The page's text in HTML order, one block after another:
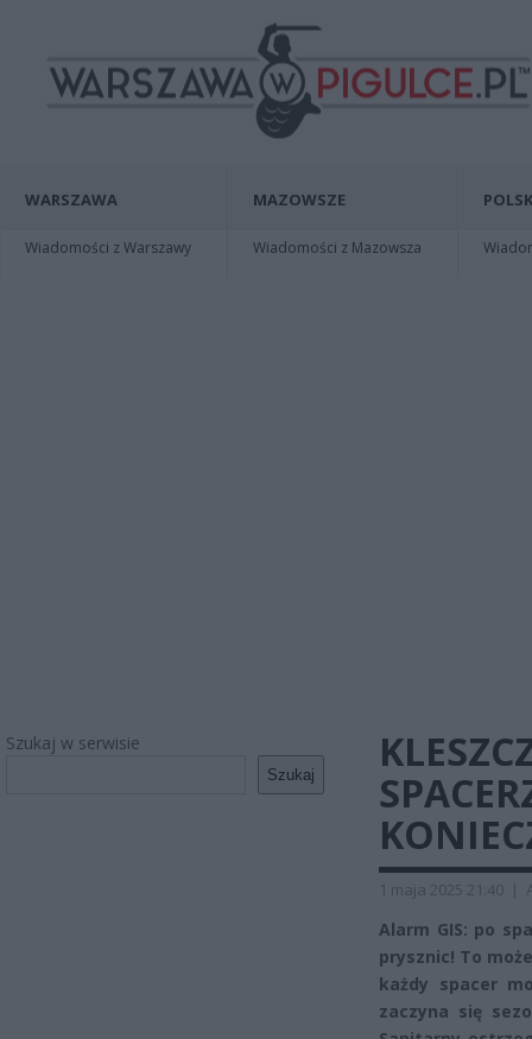
WARSZAWA
Wiadomości z Warszawy
MAZOWSZE
Wiadomości z Mazowsza
Szukaj w serwisie
Szukaj
1 maja 2025 21:40 |
Alarm GIS: po
prysznic! To
każdy spacer
zaczyna się